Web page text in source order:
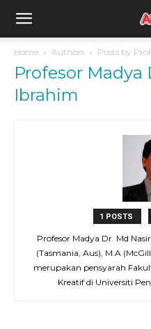
awal.my
Home Authors Posts by
Profesor Madya
Ibrahim
1 POSTS
Profesor Madya Dr. Md
(Tasmania, Aus), M.A
merupakan pensyarah
Kreatif di Universiti